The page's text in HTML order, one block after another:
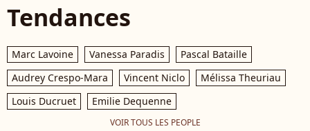
Tendances
Marc Lavoine Vanessa Paradis
Pascal Bataille
Audrey Crespo-Mara
Vincent Niclo
Mélissa Theuriau
Louis Ducruet
Emilie Dequenne
VOIR TOUS LES PEOPLE